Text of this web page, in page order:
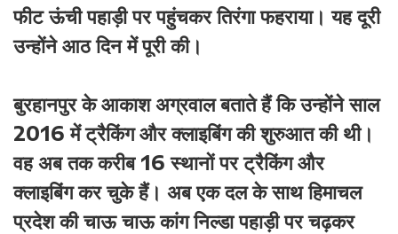
फीट ऊंची पहाड़ी पर पहुंचकर तिरंगा फहराया। यह दूरी
उन्होंने आठ दिन में पूरी की।
बुरहानपुर के आकाश अग्रवाल बताते हैं कि उन्होंने साल
2016 में ट्रैकिंग और क्लाइबिंग की शुरुआत की थी।
वह अब तक करीब 16 स्थानों पर ट्रैकिंग और
क्लाइबिंग कर चुके हैं। अब एक दल के साथ हिमाचल
प्रदेश की चाऊ चाऊ कांग निल्डा पहाड़ी पर चढ़कर